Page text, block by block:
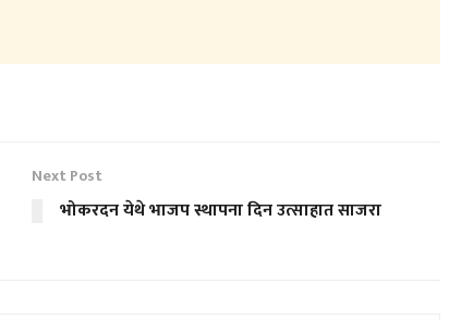
Next Post
भोकरदन येथे भाजप स्थापना दिन उत्साहात साजरा